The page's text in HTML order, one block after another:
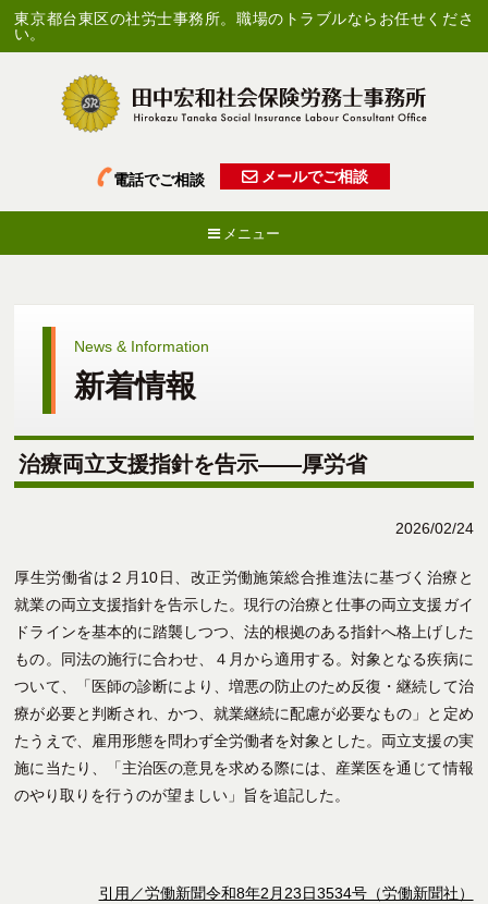
東京都台東区の社労士事務所。職場のトラブルならお任せくださ
い。
電話でご相談 メールでご相談
メニュー
News & Information
新着情報
治療両立支援指針を告示――厚労省
2026/02/24
厚生労働省は２月10日、改正労働施策総合推進法に基づく治療と
就業の両立支援指針を告示した。現行の治療と仕事の両立支援ガイ
ドラインを基本的に踏襲しつつ、法的根拠のある指針へ格上げした
もの。同法の施行に合わせ、４月から適用する。対象となる疾病に
ついて、「医師の診断により、増悪の防止のため反復・継続して治
療が必要と判断され、かつ、就業継続に配慮が必要なもの」と定め
たうえで、雇用形態を問わず全労働者を対象とした。両立支援の実
施に当たり、「主治医の意見を求める際には、産業医を通じて情報
のやり取りを行うのが望ましい」旨を追記した。
引用／労働新聞令和8年2月23日3534号（労働新聞社）